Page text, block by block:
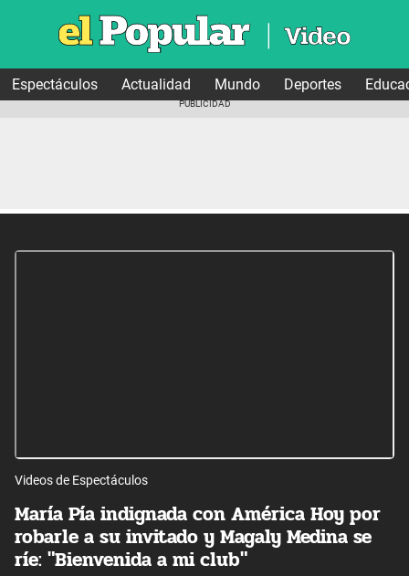
Espectáculos Actualidad Mundo Deportes
Videos de Espectáculos
María Pía indignada con América Hoy por
robarle a su invitado y Magaly Medina se
ríe: "Bienvenida a mi club"